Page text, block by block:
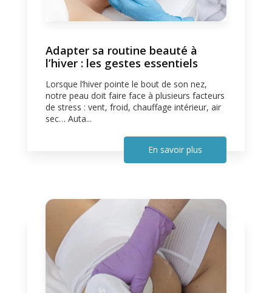
Adapter sa routine beauté à
l’hiver : les gestes essentiels
Lorsque l’hiver pointe le bout de son nez,
notre peau doit faire face à plusieurs facteurs
de stress : vent, froid, chauffage intérieur, air
sec… Auta...
En savoir plus